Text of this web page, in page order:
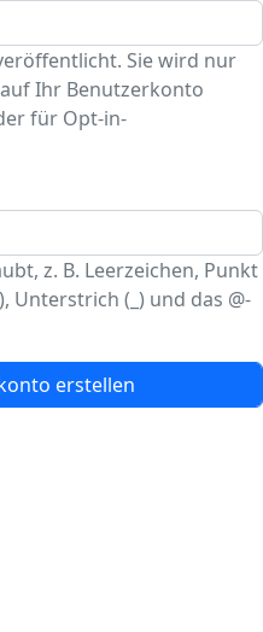
Sie wird nur
Ihr Benutzerkonto
für Opt-in-
z. B. Leerzeichen, Punkt
Unterstrich (_) und das @-